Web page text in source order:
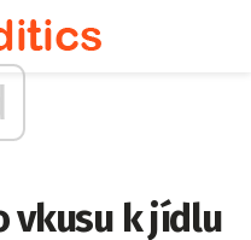
vkusu k jídlu